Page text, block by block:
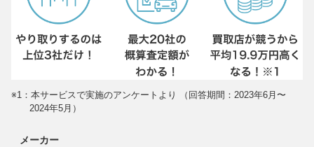
※1：本サービスで実施のアンケートより （回答期間：2023年6月〜
2024年5月）
メーカー